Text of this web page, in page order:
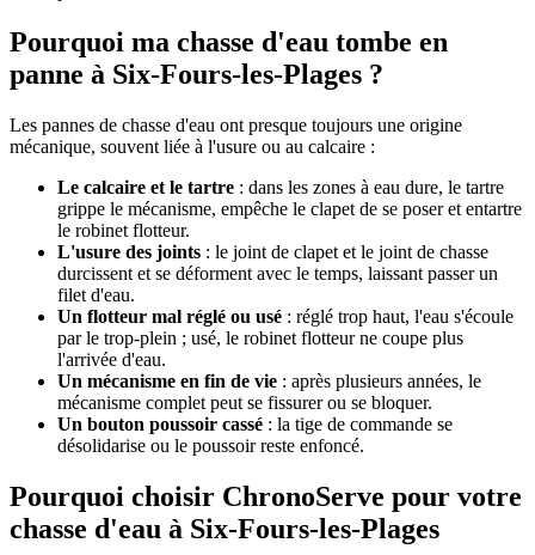
Pourquoi ma chasse d'eau tombe en
panne à Six-Fours-les-Plages ?
Les pannes de chasse d'eau ont presque toujours une origine
mécanique, souvent liée à l'usure ou au calcaire :
Le calcaire et le tartre : dans les zones à eau dure, le tartre
grippe le mécanisme, empêche le clapet de se poser et entartre
le robinet flotteur.
L'usure des joints : le joint de clapet et le joint de chasse
durcissent et se déforment avec le temps, laissant passer un
filet d'eau.
Un flotteur mal réglé ou usé : réglé trop haut, l'eau s'écoule
par le trop-plein ; usé, le robinet flotteur ne coupe plus
l'arrivée d'eau.
Un mécanisme en fin de vie : après plusieurs années, le
mécanisme complet peut se fissurer ou se bloquer.
Un bouton poussoir cassé : la tige de commande se
désolidarise ou le poussoir reste enfoncé.
Pourquoi choisir ChronoServe pour votre
chasse d'eau à Six-Fours-les-Plages